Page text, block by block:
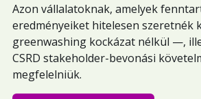
Azon vállalatoknak, amelyek
eredményeiket hitelesen
greenwashing kockázat nélkül —,
CSRD stakeholder-bevonási
megfelelniük.